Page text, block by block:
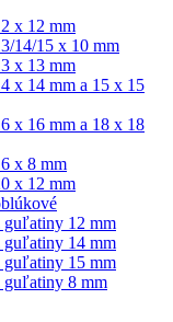
x 12 mm
14/15 x 10 mm
x 13 mm
x 14 mm a 15 x 15
x 16 mm a 18 x 18
x 8 mm
x 12 mm
guľatiny 12 mm
guľatiny 14 mm
guľatiny 15 mm
guľatiny 8 mm